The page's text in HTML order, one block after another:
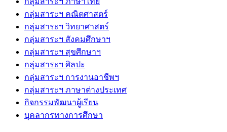
กลุ่มสาระฯ คณิตศาสตร์
กลุ่มสาระฯ วิทยาศาสตร์
กลุ่มสาระฯ สังคมศึกษาฯ
กลุ่มสาระฯ สุขศึกษาฯ
กลุ่มสาระฯ ศิลปะ
กลุ่มสาระฯ การงานอาชีพฯ
กลุ่มสาระฯ ภาษาต่างประเทศ
กิจกรรมพัฒนาผู้เรียน
บุคลากรทางการศึกษา